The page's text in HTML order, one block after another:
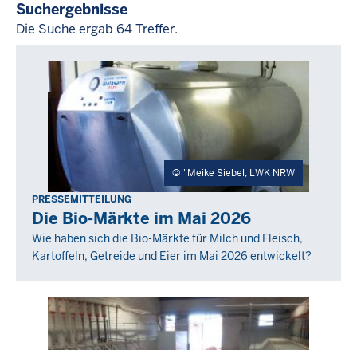
Suchergebnisse
Die Suche ergab 64 Treffer.
Die
Suche
ergab
"Meike Siebel, LWK NRW
Freitag,
26
Juni
2026
-
00:00
PRESSEMITTEILUNG
Die Bio-Märkte im Mai 2026
Wie haben sich die Bio-Märkte für Milch und Fleisch,
Kartoffeln, Getreide und Eier im Mai 2026 entwickelt?